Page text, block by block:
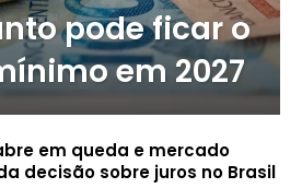
pode ficar o
em 2027
em queda e mercado
decisão sobre juros no Brasil